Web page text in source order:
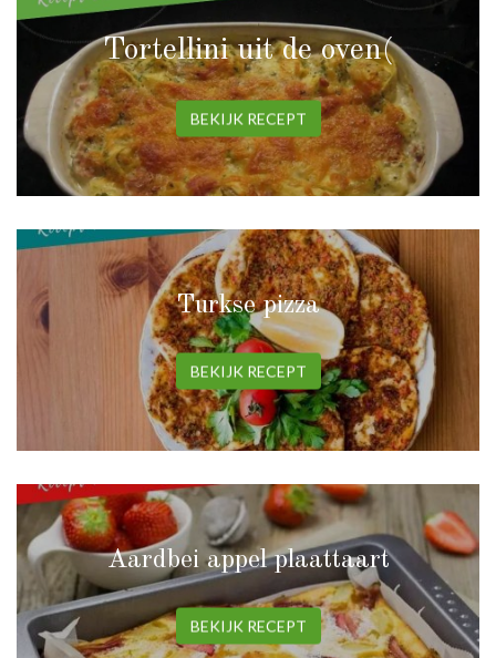
Tortellini uit de oven(
BEKIJK RECEPT
Turkse pizza
BEKIJK RECEPT
Aardbei appel plaattaart
BEKIJK RECEPT